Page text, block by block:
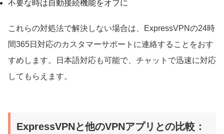
不要な時は自動接続機能をオフに
これらの対処法で解決しない場合は、ExpressVPNの24時
間365日対応のカスタマーサポートに連絡することをおす
すめします。日本語対応も可能で、チャットで迅速に対応
してもらえます。
ExpressVPNと他のVPNアプリとの比較：